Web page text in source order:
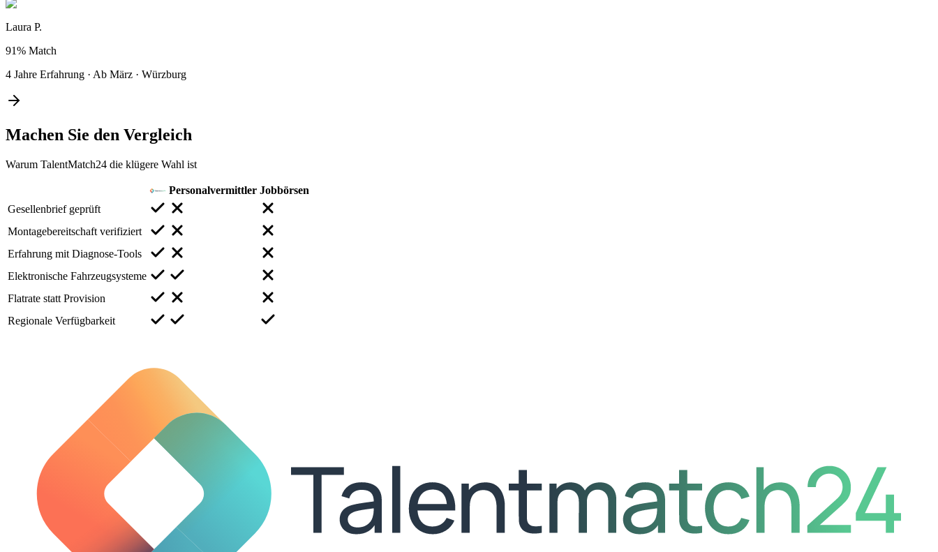
Laura P.
91% Match
4 Jahre Erfahrung · Ab März · Würzburg
Machen Sie den Vergleich
Warum TalentMatch24 die klügere Wahl ist
Personalvermittler Jobbörsen
Gesellenbrief geprüft
Montagebereitschaft verifiziert
Erfahrung mit Diagnose-Tools
Elektronische Fahrzeugsysteme
Flatrate statt Provision
Regionale Verfügbarkeit